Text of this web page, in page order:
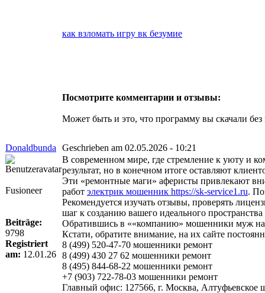
как взломать игру вк безумие
Посмотрите комментарии и отзывы:
Может быть и это, что программу вы скачали без
Donaldbunda Geschrieben am 02.05.2026 - 10:21
Fusioneer
Beiträge:
9798
Registriert
am: 12.01.26
В современном мире, где стремление к уюту и
результат, но в конечном итоге оставляют
Эти «ремонтные маги» аферисты привлекают
работ электрик мошенник https://sk-service1.ru.
Рекомендуется изучать отзывы, проверять
шаг к созданию вашего идеального
Обратившись в ««компанию» мошенники муж на
Кстати, обратите внимание, на их сайте
8 (499) 520-47-70 мошенники ремонт
8 (499) 430 27 62 мошенники ремонт
8 (495) 844-68-22 мошенники ремонт
+7 (903) 722-78-03 мошенники ремонт
Главный офис: 127566, г. Москва, Алтуфьевское